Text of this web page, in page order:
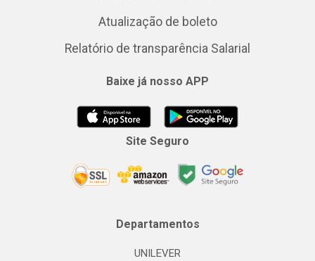
Atualização de boleto
Relatório de transparência Salarial
Baixe já nosso APP
Site Seguro
Departamentos
UNILEVER